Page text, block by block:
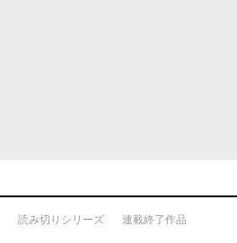
読み切りシリーズ 連載終了作品